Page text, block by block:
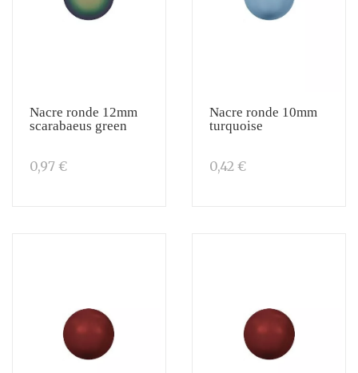
Nacre ronde 12mm
scarabaeus green
0,97 €
Nacre ronde 10mm
turquoise
0,42 €